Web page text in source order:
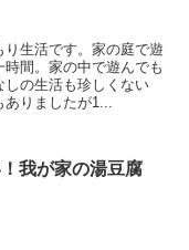
生活です。家の庭で遊
間。家の中で遊んでも
の生活も珍しくない
りましたが1...
我が家の湯豆腐